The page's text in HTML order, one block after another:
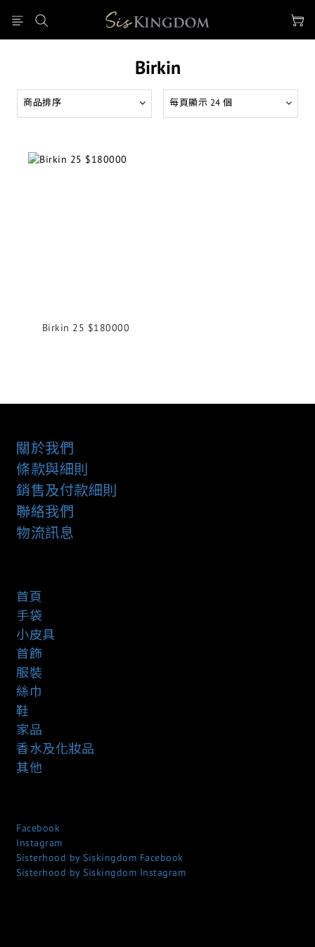
Birkin
商品排序 每頁顯示 24 個
Birkin 25 $180000
關於我們
條款與細則
銷售及付款細則
聯絡我們
物流訊息
首頁
手袋
小皮具
首飾
服裝
絲巾
鞋
家品
香水及化妝品
其他
Facebook
Instagram
Sisterhood by Siskingdom Facebook
Sisterhood by Siskingdom Instagram